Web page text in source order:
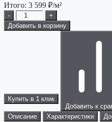
Итого: 3 599 ₽/м²
-
+
Добавить в корзину
Купить в 1 клик
Добавить к
Описание
Характеристики